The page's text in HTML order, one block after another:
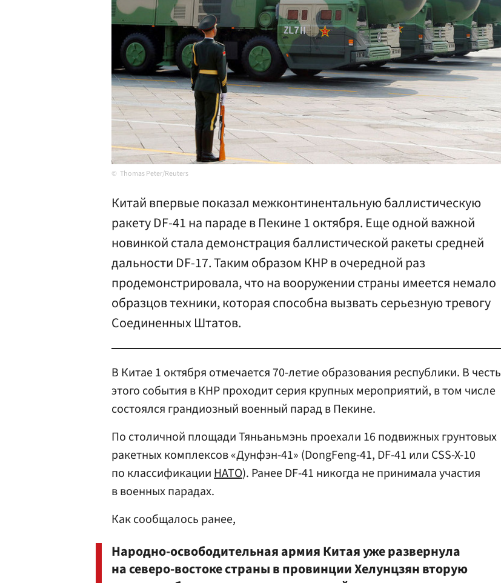
Thomas Peter/Reuters
Китай впервые показал межконтинентальную баллистическую
ракету DF-41 на параде в Пекине 1 октября. Еще одной важной
новинкой стала демонстрация баллистической ракеты средней
дальности DF-17. Таким образом КНР в очередной раз
продемонстрировала, что на вооружении страны имеется немало
образцов техники, которая способна вызвать серьезную тревогу
Соединенных Штатов.
В Китае 1 октября отмечается 70-летие образования республики. В честь
этого события в КНР проходит серия крупных мероприятий, в том числе
состоялся грандиозный военный парад в Пекине.
По столичной площади Тяньаньмэнь проехали 16 подвижных грунтовых
ракетных комплексов «Дунфэн-41» (DongFeng-41, DF-41 или CSS-X-10
по классификацииНАТО). Ранее DF-41 никогда не принимала участия
в военных парадах.
Как сообщалось ранее,
Народно-освободительная армия Китая уже развернула
на северо-востоке страны в провинции Хелунцзян вторую